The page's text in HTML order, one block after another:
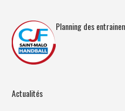
Planning des
Actualités